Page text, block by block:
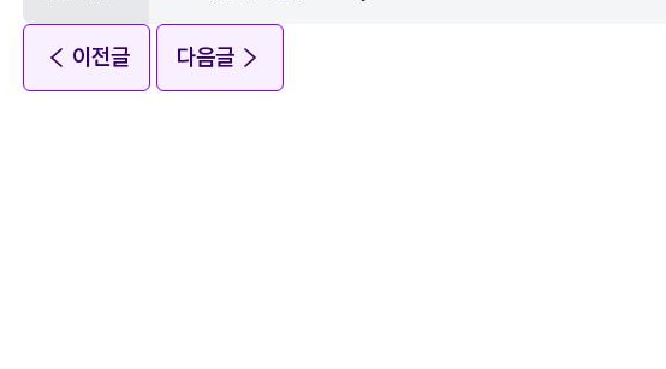
이전글 다음글